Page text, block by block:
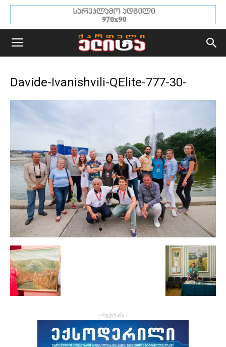
Davide-Ivanishvili-QElite-777-30-
- რეკლამა -